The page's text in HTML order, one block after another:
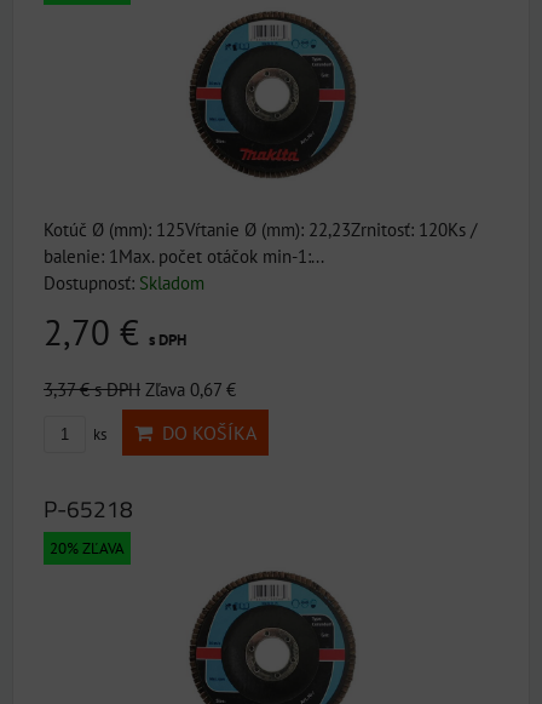
Kotúč Ø (mm): 125Vŕtanie Ø (mm): 22,23Zrnitosť: 120Ks /
balenie: 1Max. počet otáčok min-1:...
Dostupnosť: Skladom
2,70 € s DPH
3,37 €s DPH Zľava 0,67 €
ks DO KOŠÍKA
P-65218
20% ZĽAVA